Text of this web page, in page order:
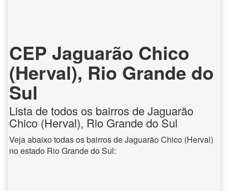
CEP Jaguarão Chico
(Herval), Rio Grande do
Sul
Lista de todos os bairros de Jaguarão
Chico (Herval), Rio Grande do Sul
Veja abaixo todas os bairros de Jaguarão Chico (Herval)
no estado Rio Grande do Sul: